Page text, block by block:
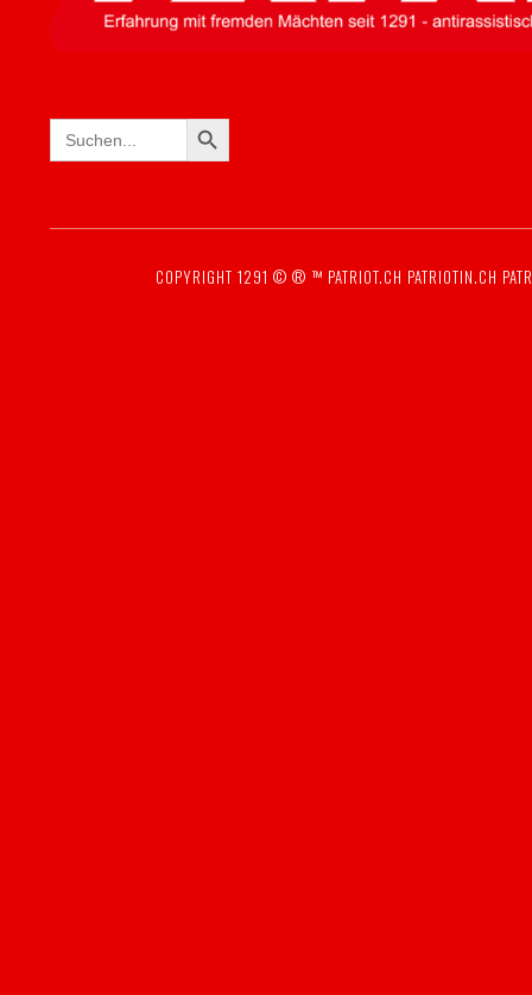
Search
for:
SEARCH BUTTON
COPYRIGHT 1291 © ® ™ PATRIOT.CH PATRIOTIN.CH